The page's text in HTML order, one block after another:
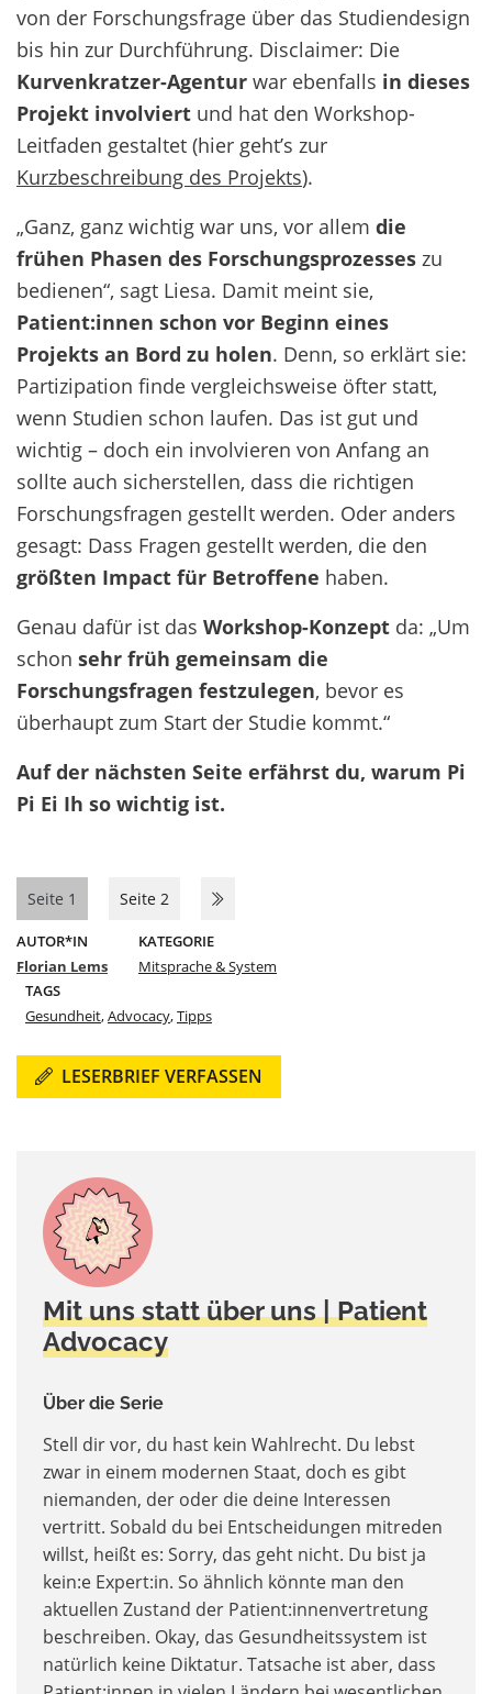
von der Forschungsfrage über das Studiendesign
bis hin zur Durchführung. Disclaimer: Die
Kurvenkratzer-Agentur war ebenfalls in dieses
Projekt involviert und hat den Workshop-
Leitfaden gestaltet (hier geht’s zur
Kurzbeschreibung des Projekts).
„Ganz, ganz wichtig war uns, vor allem die
frühen Phasen des Forschungsprozesses zu
bedienen“, sagt Liesa. Damit meint sie,
Patient:innen schon vor Beginn eines
Projekts an Bord zu holen. Denn, so erklärt sie:
Partizipation finde vergleichsweise öfter statt,
wenn Studien schon laufen. Das ist gut und
wichtig – doch ein involvieren von Anfang an
sollte auch sicherstellen, dass die richtigen
Forschungsfragen gestellt werden. Oder anders
gesagt: Dass Fragen gestellt werden, die den
größten Impact für Betroffene haben.
Genau dafür ist das Workshop-Konzept da: „Um
schon sehr früh gemeinsam die
Forschungsfragen festzulegen, bevor es
überhaupt zum Start der Studie kommt.“
Auf der nächsten Seite erfährst du, warum Pi
Pi Ei Ih so wichtig ist.
Seite 1 Seite 2
AUTOR*IN
Florian Lems
KATEGORIE
Mitsprache & System
TAGS
Gesundheit,Advocacy,Tipps
LESERBRIEF VERFASSEN
Mit uns statt über uns | Patient
Advocacy
Über die Serie
Stell dir vor, du hast kein Wahlrecht. Du lebst
zwar in einem modernen Staat, doch es gibt
niemanden, der oder die deine Interessen
vertritt. Sobald du bei Entscheidungen mitreden
willst, heißt es: Sorry, das geht nicht. Du bist ja
kein:e Expert:in. So ähnlich könnte man den
aktuellen Zustand der Patient:innenvertretung
beschreiben. Okay, das Gesundheitssystem ist
natürlich keine Diktatur. Tatsache ist aber, dass